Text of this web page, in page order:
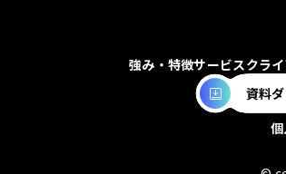
強み・特徴サービスクラ
資料